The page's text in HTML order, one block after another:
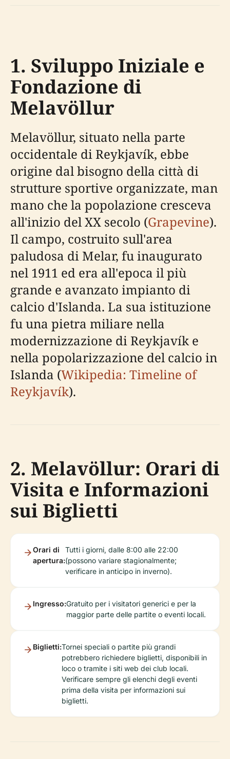
1. Sviluppo Iniziale e
Fondazione di
Melavöllur
Melavöllur, situato nella parte
occidentale di Reykjavík, ebbe
origine dal bisogno della città di
strutture sportive organizzate, man
mano che la popolazione cresceva
all'inizio del XX secolo (Grapevine).
Il campo, costruito sull'area
paludosa di Melar, fu inaugurato
nel 1911 ed era all'epoca il più
grande e avanzato impianto di
calcio d'Islanda. La sua istituzione
fu una pietra miliare nella
modernizzazione di Reykjavík e
nella popolarizzazione del calcio in
Islanda (Wikipedia: Timeline of
Reykjavík).
2. Melavöllur: Orari di
Visita e Informazioni
sui Biglietti
Orari di
apertura:
Tutti i giorni, dalle 8:00 alle 22:00
(possono variare stagionalmente;
verificare in anticipo in inverno).
Ingresso:Gratuito per i visitatori generici e per la
maggior parte delle partite o eventi locali.
Biglietti:Tornei speciali o partite più grandi
potrebbero richiedere biglietti, disponibili in
loco o tramite i siti web dei club locali.
Verificare sempre gli elenchi degli eventi
prima della visita per informazioni sui
biglietti.